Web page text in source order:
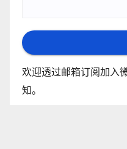
欢迎透过邮箱订阅加入
知。